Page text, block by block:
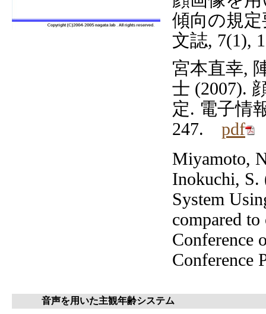
傾向の規
文誌, 7(1),
宮本直幸,
士 (2007).
定. 電子情
247. pdf
Miyamoto,
Inokuchi, S.
System
compared
Conference
Conference
音声を用いた主観年齢システム